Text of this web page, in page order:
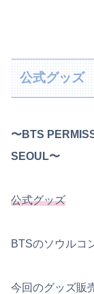
公式グッズ
〜BTS
SEOUL〜
公式グッズ
BTSのソウルコ
今回のグッズ販